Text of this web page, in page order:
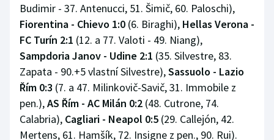
Budimir - 37. Antenucci, 51. Šimič, 60. Paloschi),
Fiorentina - Chievo 1:0 (6. Biraghi), Hellas Verona -
FC Turín 2:1 (12. a 77. Valoti - 49. Niang),
Sampdoria Janov - Udine 2:1 (35. Silvestre, 83.
Zapata - 90.+5 vlastní Silvestre),Sassuolo - Lazio
Řím 0:3 (7. a 47. Milinkovič-Savič, 31. Immobile z
pen.),AS Řím - AC Milán 0:2 (48. Cutrone, 74.
Calabria), Cagliari - Neapol 0:5 (29. Callejón, 42.
Mertens, 61. Hamšík, 72. Insigne z pen., 90. Rui).